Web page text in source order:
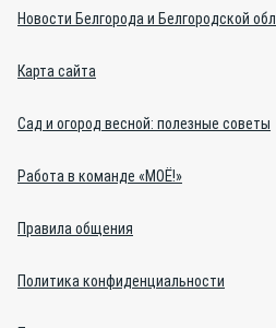
Новости Белгорода и Белгородской
Карта сайта
Сад и огород весной: полезные советы
Работа в команде «МОЁ!»
Правила общения
Политика конфиденциальности